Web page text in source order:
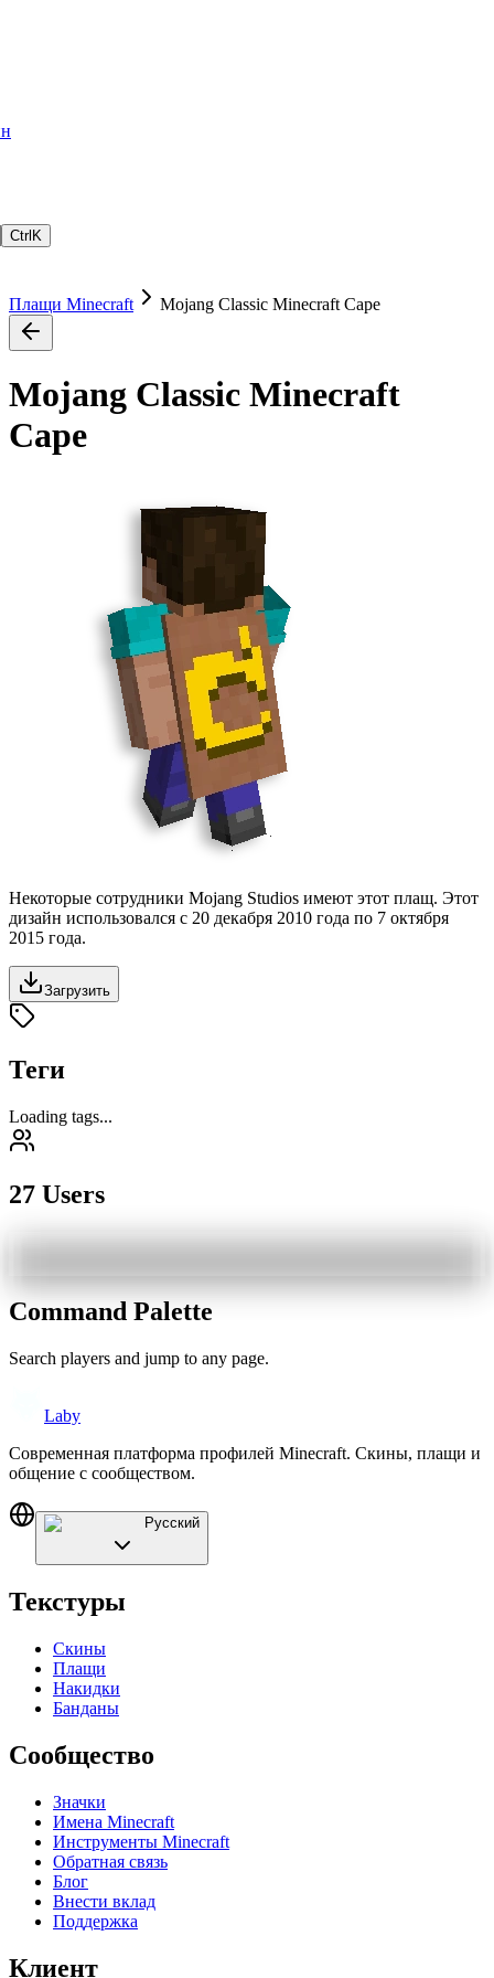
Ctrl K
Плащи Minecraft Mojang Classic Minecraft Cape
Mojang Classic Minecraft
Cape
Некоторые сотрудники Mojang Studios имеют этот плащ. Этот
дизайн использовался с 20 декабря 2010 года по 7 октября
2015 года.
Загрузить
Теги
Loading tags...
27 Users
Command Palette
Search players and jump to any page.
Laby
Современная платформа профилей Minecraft. Скины, плащи и
общение с сообществом.
Русский
Текстуры
Скины
Плащи
Накидки
Банданы
Сообщество
Значки
Имена Minecraft
Инструменты Minecraft
Обратная связь
Блог
Внести вклад
Поддержка
Клиент